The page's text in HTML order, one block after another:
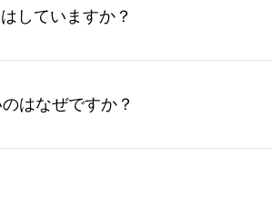
していますか？
はなぜですか？